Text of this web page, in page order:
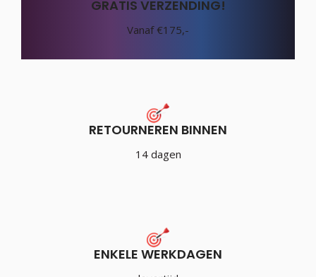
GRATIS VERZENDING!
Vanaf €175,-
RETOURNEREN BINNEN
14 dagen
ENKELE WERKDAGEN